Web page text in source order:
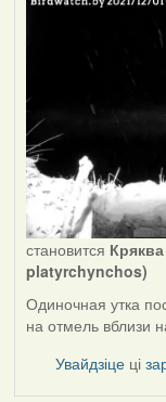
становится
platyrchynchos)
Одиночная утка
на отмель вблизи
Увайдзіце ці